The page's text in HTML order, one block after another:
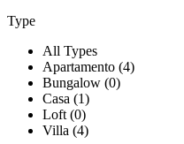
Type
All Types
Apartamento (4)
Bungalow (0)
Casa (1)
Loft (0)
Villa (4)